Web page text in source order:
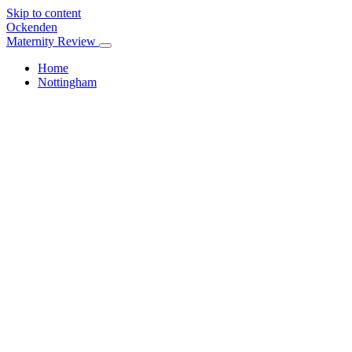
Skip to content
Ockenden
Maternity Review
Home
Nottingham